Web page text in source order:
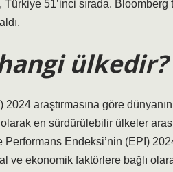
51’inci sırada.
ülkedir?
araştırmasına göre
en sürdürülebilir ülkeler
Endeksi’nin (EPI)
ve ekonomik faktörlere bağlı